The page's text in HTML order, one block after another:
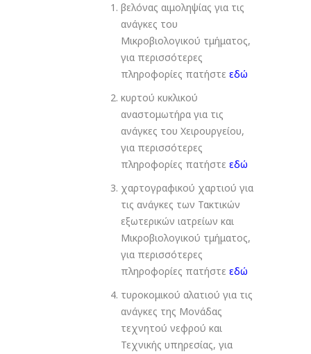
βελόνας αιμοληψίας για τις
ανάγκες του
Μικροβιολογικού τμήματος,
για περισσότερες
πληροφορίες πατήστε εδώ
κυρτού κυκλικού
αναστομωτήρα για τις
ανάγκες του Χειρουργείου,
για περισσότερες
πληροφορίες πατήστε εδώ
χαρτογραφικού χαρτιού για
τις ανάγκες των Τακτικών
εξωτερικών ιατρείων και
Μικροβιολογικού τμήματος,
για περισσότερες
πληροφορίες πατήστε εδώ
τυροκομικού αλατιού για τις
ανάγκες της Μονάδας
τεχνητού νεφρού και
Τεχνικής υπηρεσίας, για